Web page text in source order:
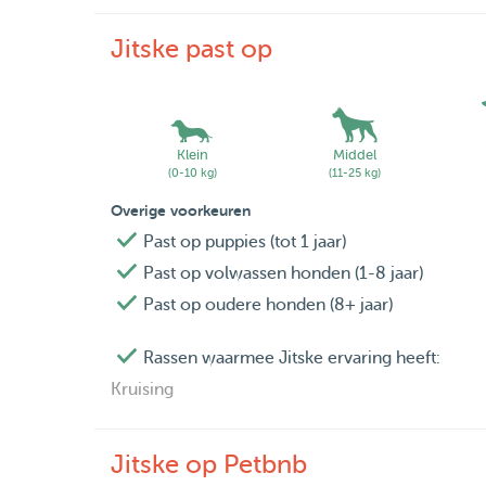
zelfs schaapjes. Daarnaast heb ik gedurende
Stuur me een berichtje en ik zal zo snel
Bedankt en hopelijk tot snel!!
Groetjes,
Jitske past op
Klein
(0-10 kg)
Middel
(11-25 kg)
Overige voorkeuren
Past op puppies (tot 1 jaar)
Past op volwassen honden (1-8 jaar)
Past op oudere honden (8+ jaar)
Rassen waarmee Jitske ervaring heeft:
Kruising
Jitske op Petbnb